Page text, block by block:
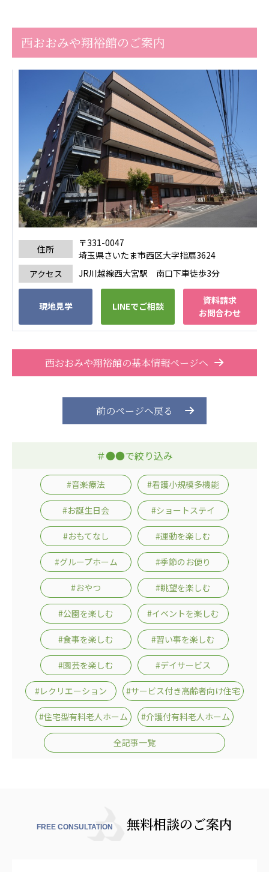
特定非営利活動法人アート応援隊
その他
株式会社アジアメデカ元気事業団
株式会社フラワーコミュニティ放送
Medicare Lead Japan
株式会社日本医科学研究所
特定非営利活動法人共生フォーラム
一般社団法人フードラボジャパン
特定非営利活動法人日本医療福祉機構
株式会社アメックファーマシー
株式会社エネクト 株式会社 G.com R＆M
海外
海外グループ会社
共生（大連）商務諮詢有限公司
台灣善合股份有限公司
クヴィアン小学校・カンボジア日本友好共生クヴ
G-COM JOINT STOCK COMPANY
海外子会社・合弁会社
瀋陽長者会
上海介護施設
広州谷豊園
西おおみや翔裕館のご案内
住所
〒331-0047
埼玉県さいたま市西区大字指扇3624
アクセス
JR川越線西大宮駅 南口下車徒歩3分
現地見学 LINEでご相談
資料請求
お問合わせ
西おおみや翔裕館の基本情報ページへ
前のページへ戻る
＃●●で絞り込み
#音楽療法 #看護小規模多機能
#お誕生日会 #ショートステイ
#おもてなし #運動を楽しむ
#グループホーム #季節のお便り
#おやつ #眺望を楽しむ
#公園を楽しむ #イベントを楽しむ
#食事を楽しむ #習い事を楽しむ
#園芸を楽しむ #デイサービス
#レクリエーション #サービス付き高齢者向け住宅
#住宅型有料老人ホーム #介護付有料老人ホーム
全記事一覧
FREE CONSULTATION 無料相談のご案内